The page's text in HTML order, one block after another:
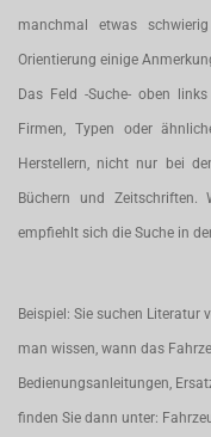
manchmal etwas
Orientierung einige
Das Feld -Suche- oben
Firmen, Typen oder
Herstellern, nicht nur bei
Büchern und Zeitschriften.
empfiehlt sich die Suche in
Beispiel: Sie suchen Literatur
man wissen, wann das
Bedienungsanleitungen,
finden Sie dann unter: